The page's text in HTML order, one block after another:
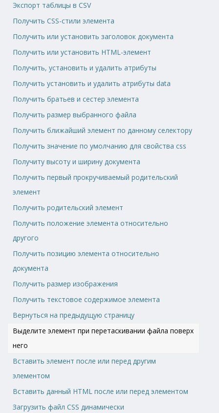
Экспорт таблицы в CSV
Получить CSS-стили элемента
Получить или установить заголовок документа
Получить или установить HTML-элемент
Получить, установить и удалить атрибуты
Получить установить и удалить атрибуты data
Получить братьев и сестер элемента
Получить размер выбранного файла
Получить ближайший элемент по данному селектору
Получить значение по умолчанию для свойства css
Получиту высоту и ширину документа
Получить первый прокручиваемый родительский
элемент
Получить родительский элемент
Получить положение элемента относительно
другого
Получить позицию элемента относительно
документа
Получить размер изображения
Получить текстовое содержимое элемента
Вернуться на предыдущую страницу
Выделите элемент при перетаскивании файла поверх
него
Вставить элемент после или перед другим
элементом
Вставить данный HTML после или перед элементом
Загрузить файл CSS динамически